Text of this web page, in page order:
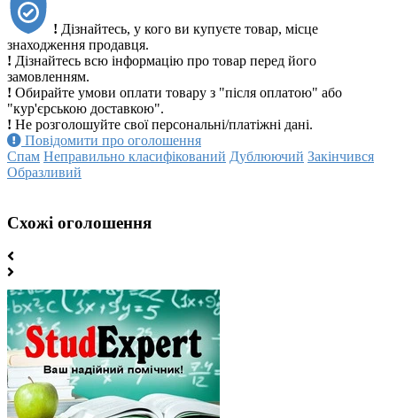
! Дізнайтесь, у кого ви купуєте товар, місце
знаходження продавця.
! Дізнайтесь всю інформацію про товар перед його
замовленням.
! Обирайте умови оплати товару з "після оплатою" або
"кур'єрською доставкою".
! Не розголошуйте свої персональні/платіжні дані.
Повідомити про оголошення
Спам Неправильно класифікований Дублюючий Закінчився
Образливий
Схожі оголошення